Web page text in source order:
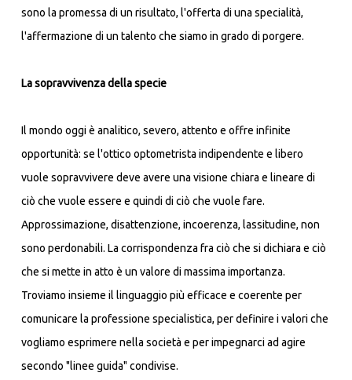
sono la promessa di un risultato, l'offerta di una specialità,
l'affermazione di un talento che siamo in grado di porgere.
La sopravvivenza della specie
Il mondo oggi è analitico, severo, attento e offre infinite
opportunità: se l'ottico optometrista indipendente e libero
vuole sopravvivere deve avere una visione chiara e lineare di
ciò che vuole essere e quindi di ciò che vuole fare.
Approssimazione, disattenzione, incoerenza, lassitudine, non
sono perdonabili. La corrispondenza fra ciò che si dichiara e ciò
che si mette in atto è un valore di massima importanza.
Troviamo insieme il linguaggio più efficace e coerente per
comunicare la professione specialistica, per definire i valori che
vogliamo esprimere nella società e per impegnarci ad agire
secondo "linee guida" condivise.